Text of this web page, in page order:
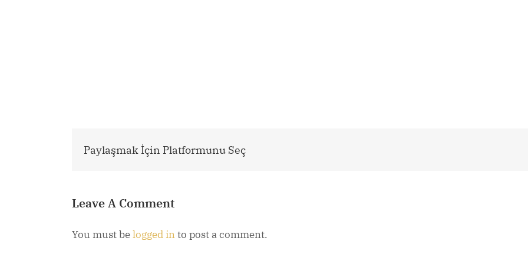
Paylaşmak İçin Platformunu Seç
Leave A Comment
You must belogged into post a comment.